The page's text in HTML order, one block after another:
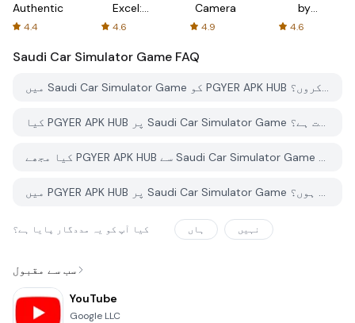
Authenticator
4.4
Excel:
Spreadsheets
4.6
Camera
4.9
by
AFTVnews
4.6
Saudi Car Simulator Game FAQ
میں Saudi Car Simulator Game کو PGYER APK HUB سے کیسے ڈاؤن لوڈ کروں؟
کیا PGYER APK HUB پر Saudi Car Simulator Game کو مفت ڈاؤن لوڈ کرنے کی اجازت ہے؟
کیا مجھے PGYER APK HUB سے Saudi Car Simulator Game ڈاؤن لوڈ کرنے کے لئے اکاؤنٹ کی ضرورت ہے؟
میں PGYER APK HUB پر Saudi Car Simulator Game کے ساتھ کوئی مسئلہ کیسے رپورٹ کرسکتا ہوں؟
کیا آپ کو یہ مددگار پایا ہے؟ ہاں نہیں
سب سے مقبول
YouTube
Google LLC